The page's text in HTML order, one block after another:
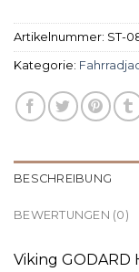
Artikelnummer: ST-
Kategorie:
BESCHREIBUNG
BEWERTUNGEN (0)
Viking GODARD